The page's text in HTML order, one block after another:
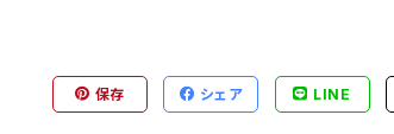
保存 シェア LINE